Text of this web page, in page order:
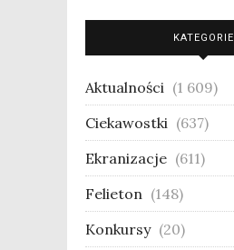
KATEGORIE
Aktualności (1 609)
Ciekawostki (637)
Ekranizacje (611)
Felieton (148)
Konkursy (20)